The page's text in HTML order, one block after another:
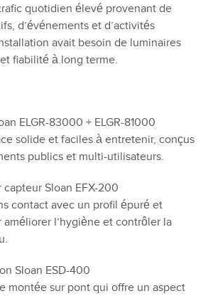
quotidien élevé provenant de
d’événements et d’activités
avait besoin de luminaires
fiabilité à long terme.
ELGR-83000 + ELGR-81000
solide et faciles à entretenir, conçus
publics et multi-utilisateurs.
Sloan EFX-200
contact avec un profil épuré et
l’hygiène et contrôler la
Sloan ESD-400
montée sur pont qui offre un aspect